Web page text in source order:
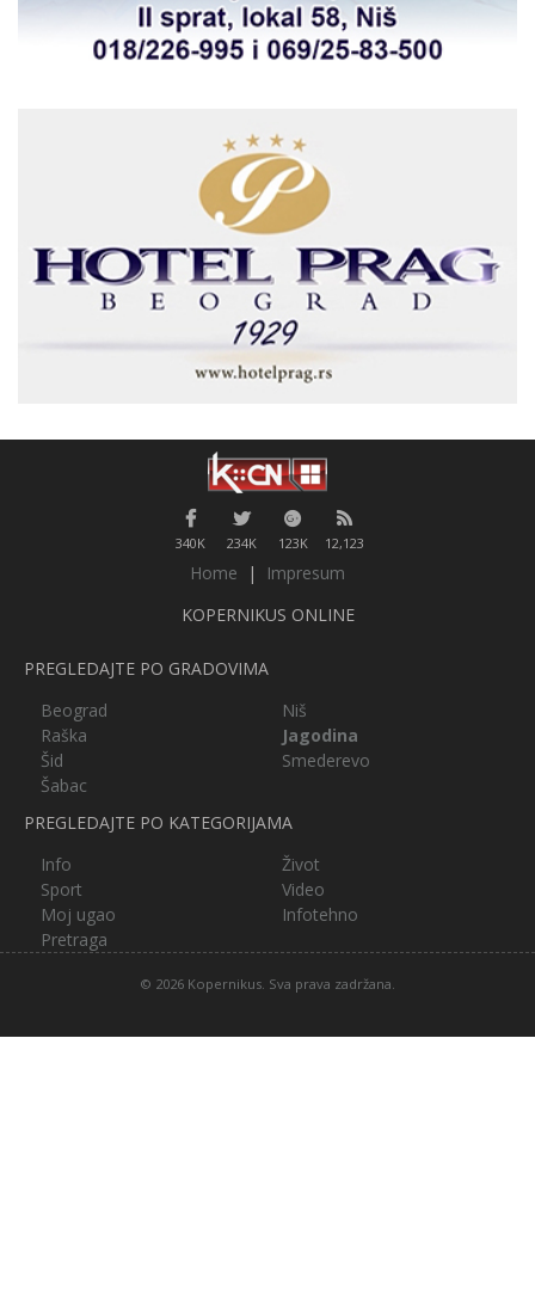
340K 234K 123K 12,123
Home |
Impresum
KOPERNIKUS ONLINE
PREGLEDAJTE PO GRADOVIMA
Beograd
Niš
Raška
Jagodina
Šid
Smederevo
Šabac
PREGLEDAJTE PO KATEGORIJAMA
Info
Život
Sport
Video
Moj ugao
Infotehno
Pretraga
© 2026 Kopernikus. Sva prava zadržana.